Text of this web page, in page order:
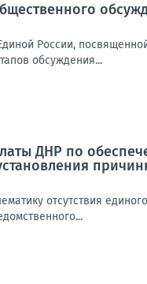
России,
обсуждения...
ДНР по
отсутствия